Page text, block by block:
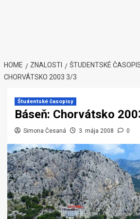
HOME ZNALOSTI ŠTUDENTSKÉ
CHORVÁTSKO 2003 3/3
Študentské časopisy
Báseň: Chorvátsko
Simona Česaná 3. mája 2008 0